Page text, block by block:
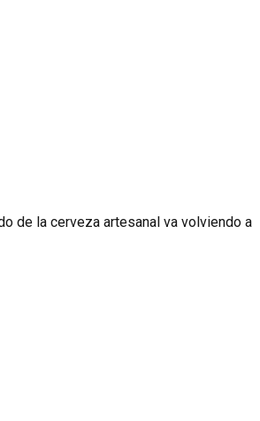
de la cerveza artesanal va volviendo a